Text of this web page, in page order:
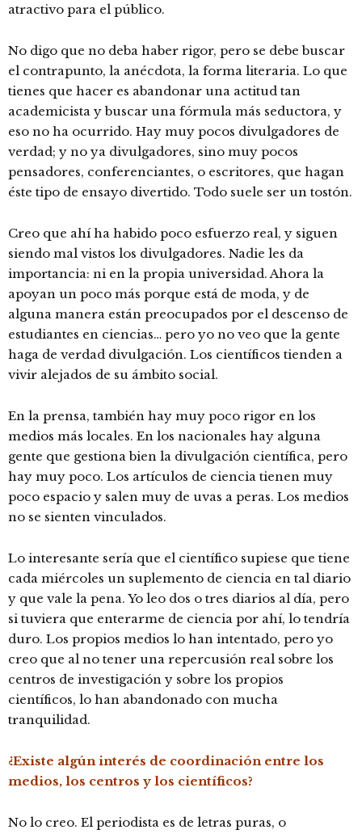
atractivo para el público.
No digo que no deba haber rigor, pero se debe buscar
el contrapunto, la anécdota, la forma literaria. Lo que
tienes que hacer es abandonar una actitud tan
academicista y buscar una fórmula más seductora, y
eso no ha ocurrido. Hay muy pocos divulgadores de
verdad; y no ya divulgadores, sino muy pocos
pensadores, conferenciantes, o escritores, que hagan
éste tipo de ensayo divertido. Todo suele ser un tostón.
Creo que ahí ha habido poco esfuerzo real, y siguen
siendo mal vistos los divulgadores. Nadie les da
importancia: ni en la propia universidad. Ahora la
apoyan un poco más porque está de moda, y de
alguna manera están preocupados por el descenso de
estudiantes en ciencias… pero yo no veo que la gente
haga de verdad divulgación. Los científicos tienden a
vivir alejados de su ámbito social.
En la prensa, también hay muy poco rigor en los
medios más locales. En los nacionales hay alguna
gente que gestiona bien la divulgación científica, pero
hay muy poco. Los artículos de ciencia tienen muy
poco espacio y salen muy de uvas a peras. Los medios
no se sienten vinculados.
Lo interesante sería que el científico supiese que tiene
cada miércoles un suplemento de ciencia en tal diario
y que vale la pena. Yo leo dos o tres diarios al día, pero
si tuviera que enterarme de ciencia por ahí, lo tendría
duro. Los propios medios lo han intentado, pero yo
creo que al no tener una repercusión real sobre los
centros de investigación y sobre los propios
científicos, lo han abandonado con mucha
tranquilidad.
¿Existe algún interés de coordinación entre los
medios, los centros y los científicos?
No lo creo. El periodista es de letras puras, o